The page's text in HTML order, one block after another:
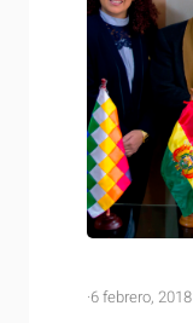
·6 febrero, 2018